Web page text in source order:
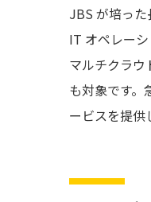
JBS が培っ
IT オペレー
マルチクラ
も対象です。
ービスを提供